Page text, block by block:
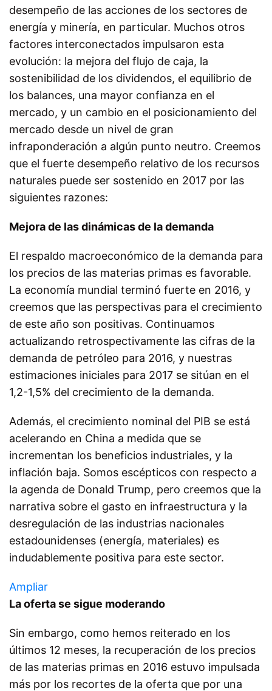
desempeño de las acciones de los sectores de
energía y minería, en particular. Muchos otros
factores interconectados impulsaron esta
evolución: la mejora del flujo de caja, la
sostenibilidad de los dividendos, el equilibrio de
los balances, una mayor confianza en el
mercado, y un cambio en el posicionamiento del
mercado desde un nivel de gran
infraponderación a algún punto neutro. Creemos
que el fuerte desempeño relativo de los recursos
naturales puede ser sostenido en 2017 por las
siguientes razones:
Mejora de las dinámicas de la demanda
El respaldo macroeconómico de la demanda para
los precios de las materias primas es favorable.
La economía mundial terminó fuerte en 2016, y
creemos que las perspectivas para el crecimiento
de este año son positivas. Continuamos
actualizando retrospectivamente las cifras de la
demanda de petróleo para 2016, y nuestras
estimaciones iniciales para 2017 se sitúan en el
1,2-1,5% del crecimiento de la demanda.
Además, el crecimiento nominal del PIB se está
acelerando en China a medida que se
incrementan los beneficios industriales, y la
inflación baja. Somos escépticos con respecto a
la agenda de Donald Trump, pero creemos que la
narrativa sobre el gasto en infraestructura y la
desregulación de las industrias nacionales
estadounidenses (energía, materiales) es
indudablemente positiva para este sector.
Ampliar
La oferta se sigue moderando
Sin embargo, como hemos reiterado en los
últimos 12 meses, la recuperación de los precios
de las materias primas en 2016 estuvo impulsada
más por los recortes de la oferta que por una